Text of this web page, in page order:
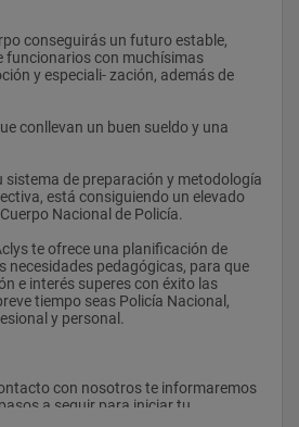
conseguirás un futuro estable,
funcionarios con muchísimas
y especiali- zación, además de
conllevan un buen sueldo y una
sistema de preparación y metodología
está consiguiendo un elevado
Nacional de Policía.
te ofrece una planificación de
necesidades pedagógicas, para que
e interés superes con éxito las
tiempo seas Policía Nacional,
y personal.
con nosotros te informaremos
a seguir para iniciar tu